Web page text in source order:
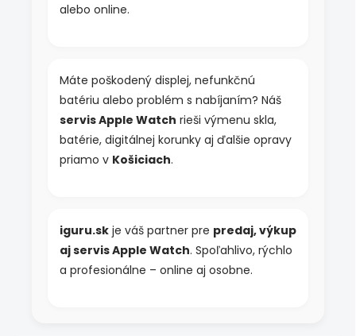
alebo online.
Máte poškodený displej, nefunkčnú
batériu alebo problém s nabíjaním? Náš
servis Apple Watch rieši výmenu skla,
batérie, digitálnej korunky aj ďalšie opravy
priamo v Košiciach.
iguru.sk je váš partner pre predaj, výkup
aj servis Apple Watch. Spoľahlivo, rýchlo
a profesionálne – online aj osobne.